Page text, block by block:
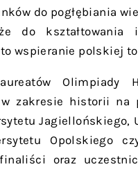
do pogłębiania
do kształtowania i
wspieranie polskiej
Olimpiady
zakresie historii na
Jagiellońskiego,
Opolskiego
oraz